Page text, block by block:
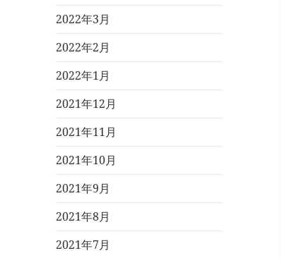
2022年3月
2022年2月
2022年1月
2021年12月
2021年11月
2021年10月
2021年9月
2021年8月
2021年7月